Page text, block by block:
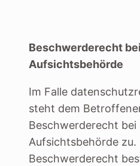
Beschwerderecht
Aufsichtsbehörde
Im Falle
steht dem
Beschwerderecht
Aufsichtsbehörde zu.
Beschwerderecht